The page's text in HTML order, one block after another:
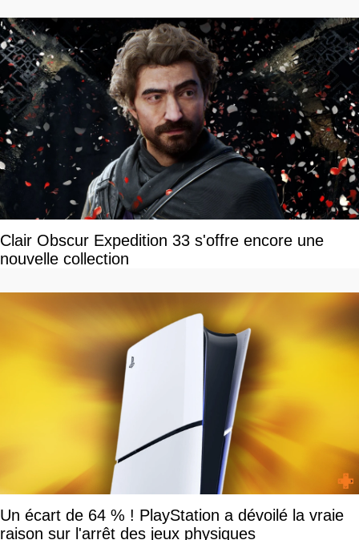
Clair Obscur Expedition 33 s'offre encore une
nouvelle collection
Un écart de 64 % ! PlayStation a dévoilé la vraie
raison sur l'arrêt des jeux physiques